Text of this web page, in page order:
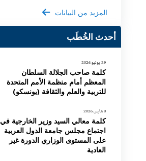
المزيد من البيانات
أحدث الخُطَب
29 يونيو 2026
كلمة صاحب الجلالة السلطان
المعظم أمام منظمة الأمم المتحدة
للتربية والعلم والثقافة (يونسكو)
8 مارس 2026
كلمة معالي السيد وزير الخارجية في
اجتماع مجلس جامعة الدول العربية
على المستوى الوزاري الدورة غير
العادية